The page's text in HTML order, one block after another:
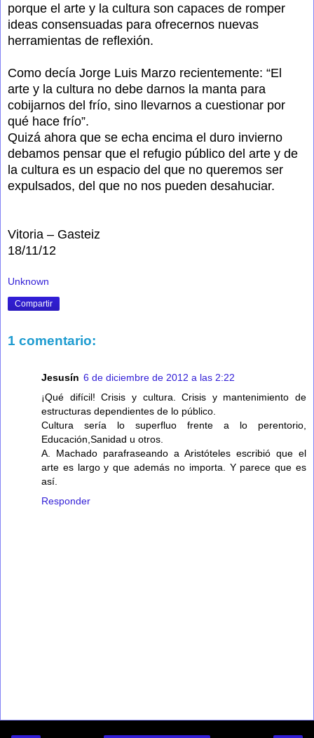
porque el arte y la cultura son capaces de romper
ideas consensuadas para ofrecernos nuevas
herramientas de reflexión.
Como decía Jorge Luis Marzo recientemente: “El
arte y la cultura no debe darnos la manta para
cobijarnos del frío, sino llevarnos a cuestionar por
qué hace frío”.
Quizá ahora que se echa encima el duro invierno
debamos pensar que el refugio público del arte y de
la cultura es un espacio del que no queremos ser
expulsados, del que no nos pueden desahuciar.
Vitoria – Gasteiz
18/11/12
Unknown
Compartir
1 comentario:
Jesusín 6 de diciembre de 2012 a las 2:22
¡Qué difícil! Crisis y cultura. Crisis y mantenimiento de
estructuras dependientes de lo público.
Cultura sería lo superfluo frente a lo perentorio,
Educación,Sanidad u otros.
A. Machado parafraseando a Aristóteles escribió que el
arte es largo y que además no importa. Y parece que es
así.
Responder